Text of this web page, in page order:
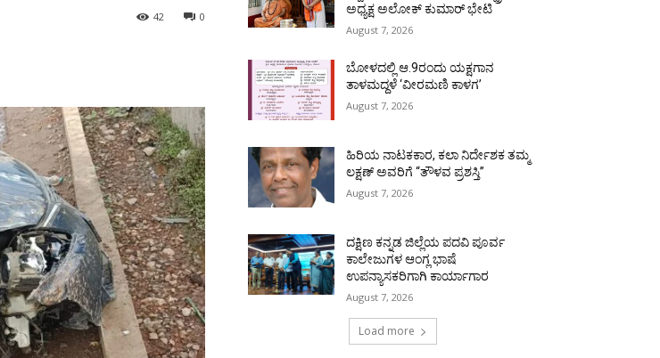
0
42
ಅಧ್ಯಕ್ಷ ಅಲೋಕ್ ಕುಮಾರ್ ಭೇಟಿ
August 7, 2026
ಬೋಳದಲ್ಲಿ ಆ.9ರಂದು ಯಕ್ಷಗಾನ
ತಾಳಮದ್ದಳೆ ‘ವೀರಮಣಿ ಕಾಳಗ’
August 7, 2026
ಹಿರಿಯ ನಾಟಕಕಾರ, ಕಲಾ ನಿರ್ದೇಶಕ ತಮ್ಮ
ಲಕ್ಷಣ್ ಅವರಿಗೆ “ತೌಳವ ಪ್ರಶಸ್ತಿ”
August 7, 2026
ದಕ್ಷಿಣ ಕನ್ನಡ ಜಿಲ್ಲೆಯ ಪದವಿ ಪೂರ್ವ
ಕಾಲೇಜುಗಳ ಆಂಗ್ಲ ಭಾಷೆ
ಉಪನ್ಯಾಸಕರಿಗಾಗಿ ಕಾರ್ಯಾಗಾರ
August 7, 2026
Load more